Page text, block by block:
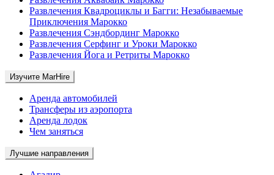
Развлечения Квадроциклы и Багги: Незабываемые
Приключения Марокко
Развлечения Сэндбординг Марокко
Развлечения Серфинг и Уроки Марокко
Развлечения Йога и Ретриты Марокко
Изучите MarHire
Аренда автомобилей
Трансферы из аэропорта
Аренда лодок
Чем заняться
Лучшие направления